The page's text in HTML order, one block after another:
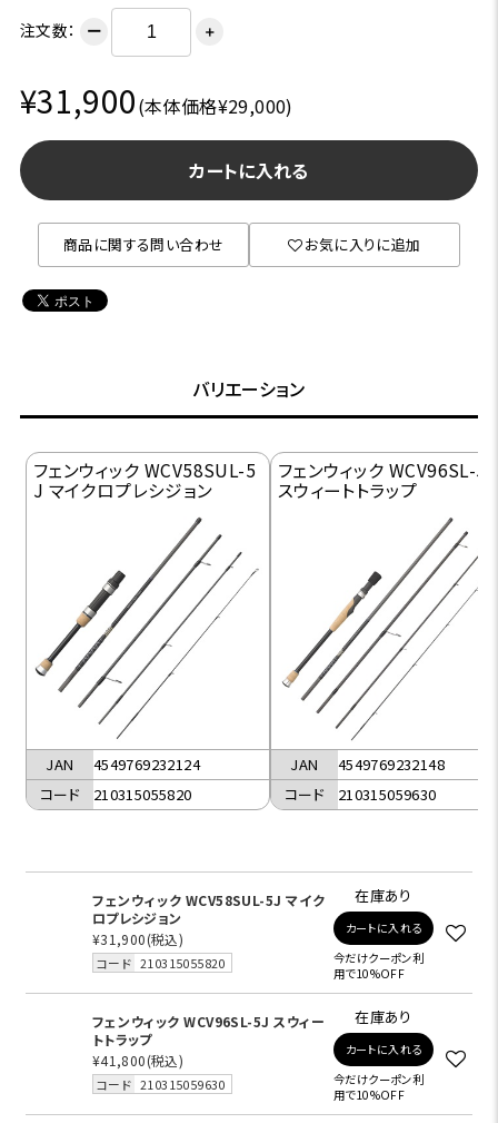
注文数： ー ＋
¥31,900(本体価格¥29,000)
カートに入れる
商品に関する問い合わせ お気に入りに追加
バリエーション
フェンウィック WCV58SUL-5
J マイクロプレシジョン
JAN
4549769232124
コード
210315055820
フェンウィック WCV96SL-5J
スウィートトラップ
JAN
4549769232148
コード
210315059630
フェンウィック WCV58SUL-5J マイク
ロプレシジョン
¥31,900(税込)
コード 210315055820
在庫あり
カートに入れる
今だけクーポン利
用で10%OFF
フェンウィック WCV96SL-5J スウィー
トトラップ
¥41,800(税込)
コード 210315059630
在庫あり
カートに入れる
今だけクーポン利
用で10%OFF